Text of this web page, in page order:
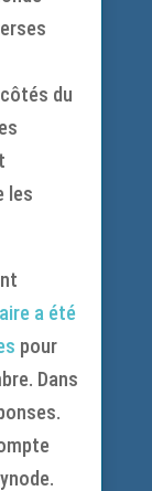
du
les
a été
pour
Dans